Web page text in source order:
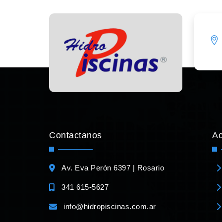
Contactanos
Av. Eva Perón 6397 | Rosario
341 615-5627
info@hidropiscinas.com.ar